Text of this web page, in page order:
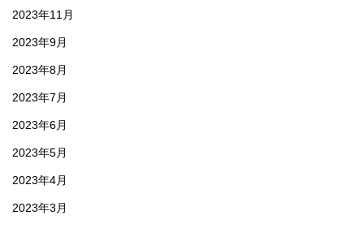
2023年11月
2023年9月
2023年8月
2023年7月
2023年6月
2023年5月
2023年4月
2023年3月